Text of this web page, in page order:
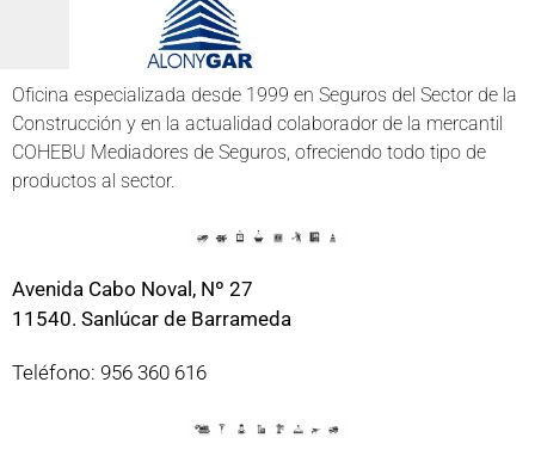
Oficina especializada desde 1999 en Seguros del Sector de la
Construcción y en la actualidad colaborador de la mercantil
COHEBU Mediadores de Seguros, ofreciendo todo tipo de
productos al sector.
Avenida Cabo Noval, Nº 27
11540. Sanlúcar de Barrameda
Teléfono: 956 360 616